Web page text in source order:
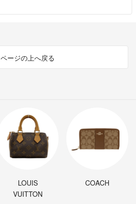
ページの上へ戻る
LOUIS
VUITTON
COACH